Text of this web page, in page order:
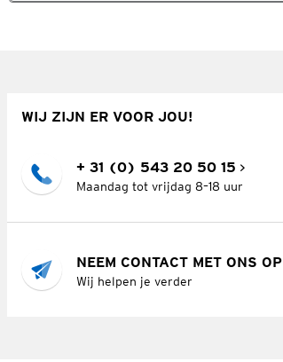
WIJ ZIJN ER VOOR JOU!
+ 31 (0) 543 20 50 15
Maandag tot vrijdag 8–18 uur
NEEM CONTACT MET ONS OP
Wij helpen je verder